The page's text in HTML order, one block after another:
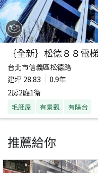
台北市信義區松德路
建坪 28.83
0.9年
2房2廳1衛
毛胚屋 有景觀 有陽台
推薦給你